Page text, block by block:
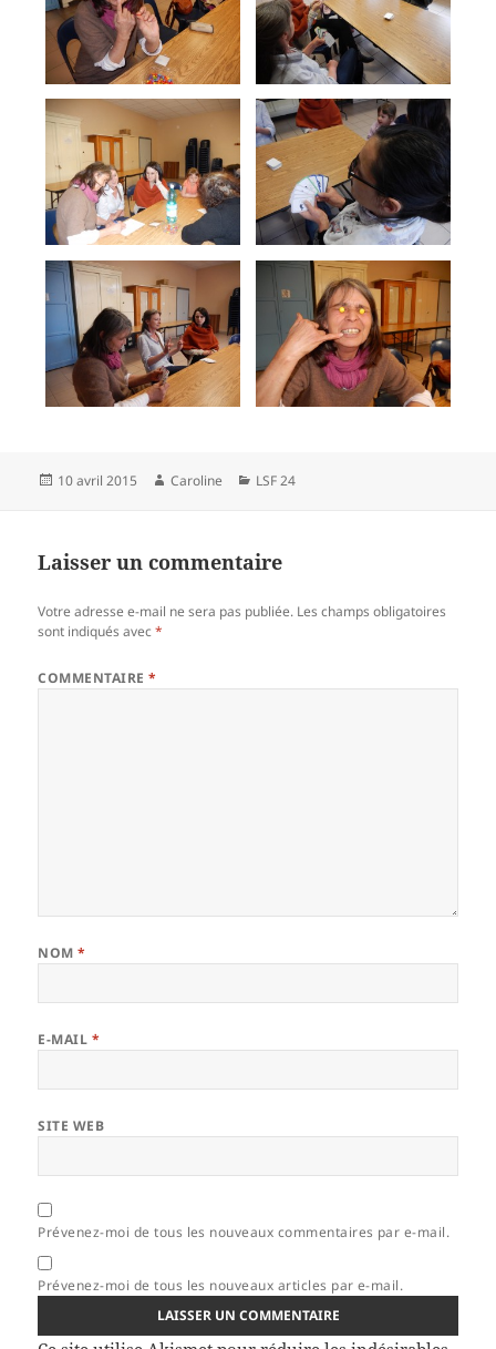
Publié
10 avril 2015 Auteur
Caroline Catégories
LSF 24
Laisser un commentaire
Votre adresse e-mail ne sera pas publiée. Les champs obligatoires
sont indiqués avec*
COMMENTAIRE*
NOM*
E-MAIL *
SITE WEB
Prévenez-moi de tous les nouveaux commentaires par e-mail.
Prévenez-moi de tous les nouveaux articles par e-mail.